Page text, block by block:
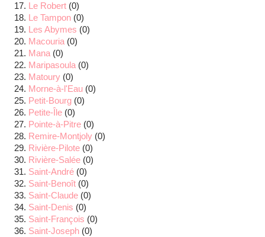
Le Robert (0)
Le Tampon (0)
Les Abymes (0)
Macouria (0)
Mana (0)
Maripasoula (0)
Matoury (0)
Morne-à-l'Eau (0)
Petit-Bourg (0)
Petite-Île (0)
Pointe-à-Pitre (0)
Remire-Montjoly (0)
Rivière-Pilote (0)
Rivière-Salée (0)
Saint-André (0)
Saint-Benoît (0)
Saint-Claude (0)
Saint-Denis (0)
Saint-François (0)
Saint-Joseph (0)